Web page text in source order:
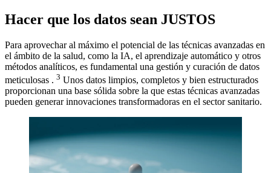
Hacer que los datos sean JUSTOS
Para aprovechar al máximo el potencial de las técnicas avanzadas en
el ámbito de la salud, como la IA, el aprendizaje automático y otros
métodos analíticos, es fundamental una gestión y curación de datos
meticulosas . 3 Unos datos limpios, completos y bien estructurados
proporcionan una base sólida sobre la que estas técnicas avanzadas
pueden generar innovaciones transformadoras en el sector sanitario.